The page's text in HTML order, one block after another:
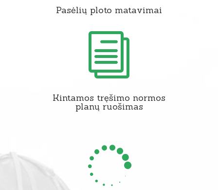
Pasėlių ploto matavimai
i
Kintamos tręšimo normos
planų ruošimas
